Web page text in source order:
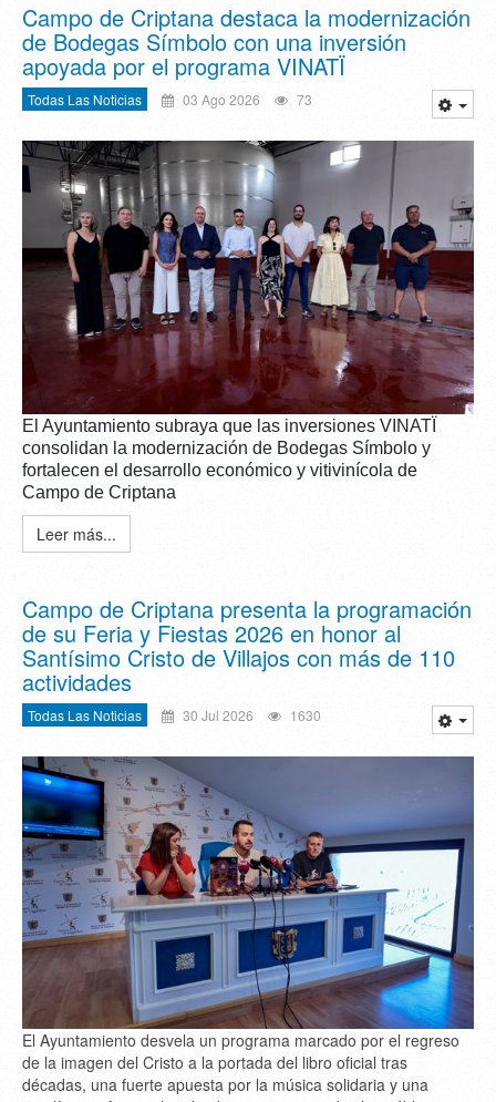
Campo de Criptana destaca la modernización
de Bodegas Símbolo con una inversión
apoyada por el programa VINATÏ
Todas Las Noticias 03 Ago 2026 73
El Ayuntamiento subraya que las inversiones VINATÏ
consolidan la modernización de Bodegas Símbolo y
fortalecen el desarrollo económico y vitivinícola de
Campo de Criptana
Leer más...
Campo de Criptana presenta la programación
de su Feria y Fiestas 2026 en honor al
Santísimo Cristo de Villajos con más de 110
actividades
Todas Las Noticias 30 Jul 2026 1630
El Ayuntamiento desvela un programa marcado por el regreso
de la imagen del Cristo a la portada del libro oficial tras
décadas, una fuerte apuesta por la música solidaria y una